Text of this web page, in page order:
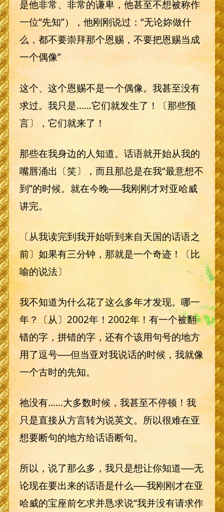
是他非常、非常的谦卑，他甚至不想被称作
一位“先知”），他刚刚说过：“无论妳做什
么，都不要崇拜那个恩赐，不要把恩赐当成
一个偶像”
这个、这个恩赐不是一个偶像。我甚至没有
求过。我只是...…它们就发生了！〔那些预
言〕，它们就来了！
那些在我身边的人知道。话语就开始从我的
嘴唇涌出〔笑〕，而且那总是在我“最意想不
到”的时候。就在今晚──我刚刚才对亚哈威
讲完。
〔从我读完到我开始听到来自天国的话语之
前〕如果有三分钟，那就是一个奇迹！〔比
喻的说法〕
我不知道为什么花了这么多年才发现。哪一
年？〔从〕2002年！2002年！有一个被翻
错的字，拼错的字，还有个该用句号的地方
用了逗号──但当亚对我说话的时候，我就像
一个古时的先知。
祂没有……大多数时候，我甚至不停顿！我
只是直接从方言转为说英文。所以很难在亚
想要断句的地方给话语断句。
所以，说了那么多，我只是想让你知道──无
论现在要出来的话语是什么──我刚刚才在亚
哈威的宝座前乞求并恳求说“我并没有请求作